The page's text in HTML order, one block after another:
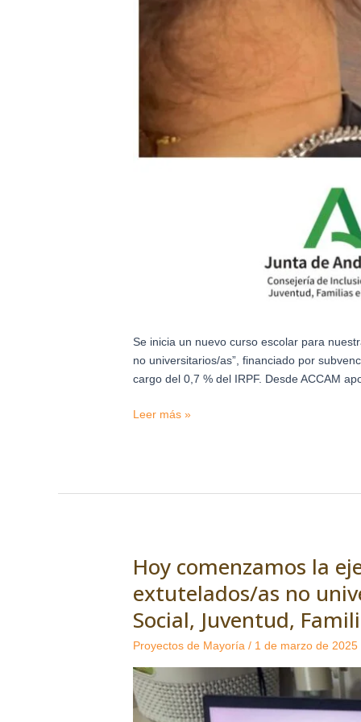
Se inicia un nuevo curso escolar para
no universitarios/as”, financiado por
cargo del 0,7 % del IRPF. Desde ACCAM
Juventud,
0,7
Leer más »
Hoy comenzamos la
extutelados/as no
Social, Juventud,
Proyectos de Mayoría / 1 de marzo de 2025
Hoy
comenzamos
la
ejecución
nuestro
Programa
“Pisos
de